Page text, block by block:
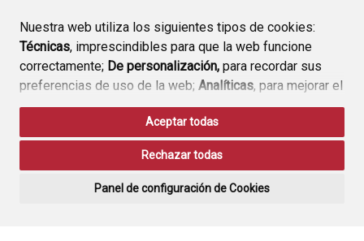
Nuestra web utiliza los siguientes tipos de cookies:
Técnicas, imprescindibles para que la web funcione
correctamente; De personalización, para recordar sus
preferencias de uso de la web; Analíticas, para mejorar el
funcionamiento de la web y sus servicios.
Si acepta pulsando el botón“Aceptar todas”
consideramos que acepta su uso. Si pulsa el botón
ninguna acción, se guardarán las cookies técnicas
Aceptar todas
Rechazar todas
Panel de configuración de Cookies